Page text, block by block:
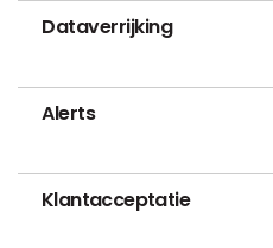
Dataverrijking
Alerts
Klantacceptatie